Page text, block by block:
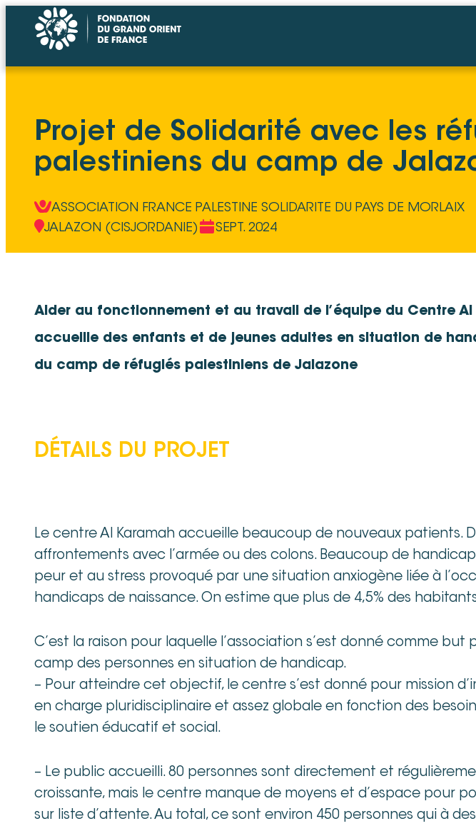
Projet de Solidarité avec les
palestiniens du camp de
ASSOCIATION FRANCE PALESTINE SOLIDARITE DU PAYS DE MORLAIX
JALAZON (CISJORDANIE)
SEPT. 2024
Aider au fonctionnement et au travail de l’équipe du Centre Al
accueille des enfants et de jeunes adultes en situation de
du camp de réfugiés palestiniens de Jalazone
DÉTAILS DU PROJET
Le centre Al Karamah accueille beaucoup de nouveaux patients.
affrontements avec l’armée ou des colons. Beaucoup de
peur et au stress provoqué par une situation anxiogène liée à
handicaps de naissance. On estime que plus de 4,5% des
C’est la raison pour laquelle l’association s’est donné comme
camp des personnes en situation de handicap.
– Pour atteindre cet objectif, le centre s’est donné pour mission
en charge pluridisciplinaire et assez globale en fonction des
le soutien éducatif et social.
– Le public accueilli. 80 personnes sont directement et
croissante, mais le centre manque de moyens et d’espace pour
sur liste d’attente. Au total, ce sont environ 450 personnes qui à